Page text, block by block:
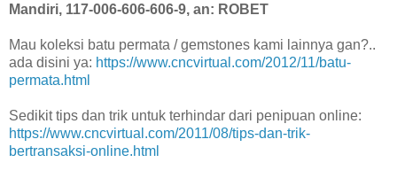
Mandiri, 117-006-606-606-9, an: ROBET
Mau koleksi batu permata / gemstones kami lainnya gan?..
ada disini ya: https://www.cncvirtual.com/2012/11/batu-
permata.html
Sedikit tips dan trik untuk terhindar dari penipuan online:
https://www.cncvirtual.com/2011/08/tips-dan-trik-
bertransaksi-online.html